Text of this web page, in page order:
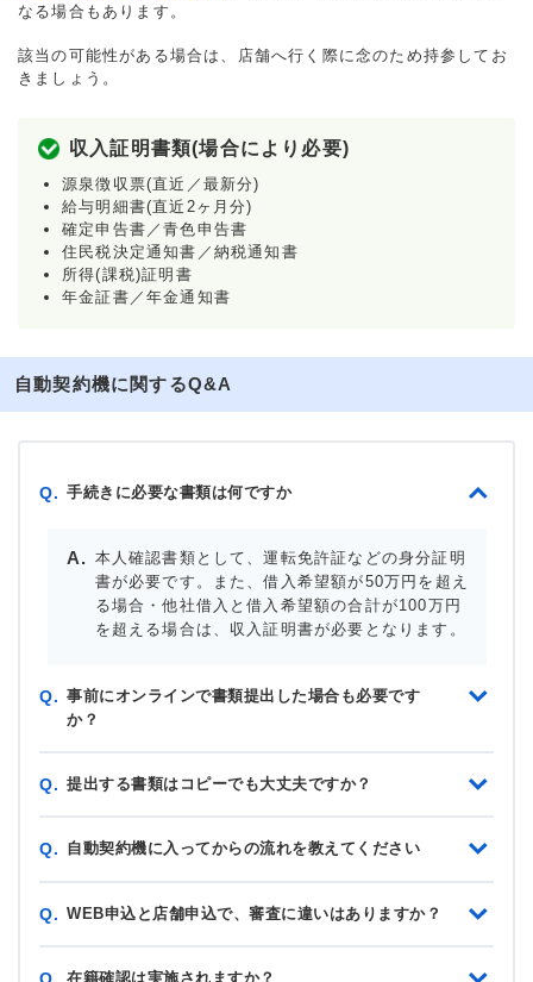
なる場合もあります。
該当の可能性がある場合は、店舗へ行く際に念のため持参してお
きましょう。
収入証明書類(場合により必要)
源泉徴収票(直近／最新分)
給与明細書(直近2ヶ月分)
確定申告書／青色申告書
住民税決定通知書／納税通知書
所得(課税)証明書
年金証書／年金通知書
自動契約機に関するQ&A
Q. 手続きに必要な書類は何ですか
本人確認書類として、運転免許証などの身分証明
書が必要です。また、借入希望額が50万円を超え
る場合・他社借入と借入希望額の合計が100万円
を超える場合は、収入証明書が必要となります。
Q. 事前にオンラインで書類提出した場合も必要です
か？
Q. 提出する書類はコピーでも大丈夫ですか？
Q. 自動契約機に入ってからの流れを教えてください
Q. WEB申込と店舗申込で、審査に違いはありますか？
在籍確認は実施されますか？